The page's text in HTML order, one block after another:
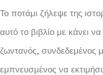
Το ποτάμι ζήλεψε της
αυτό το βιβλίο με κάνει
ζωντανός, συνδεδεμένος
εμπνευσμένος να